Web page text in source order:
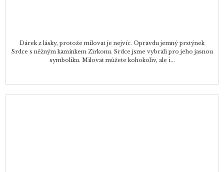
Dárek z lásky, protože milovat je nejvíc. Opravdu jemný prstýnek
Srdce s něžným kamínkem Zirkonu. Srdce jsme vybrali pro jeho jasnou
symboliku. Milovat můžete kohokoliv, ale i...